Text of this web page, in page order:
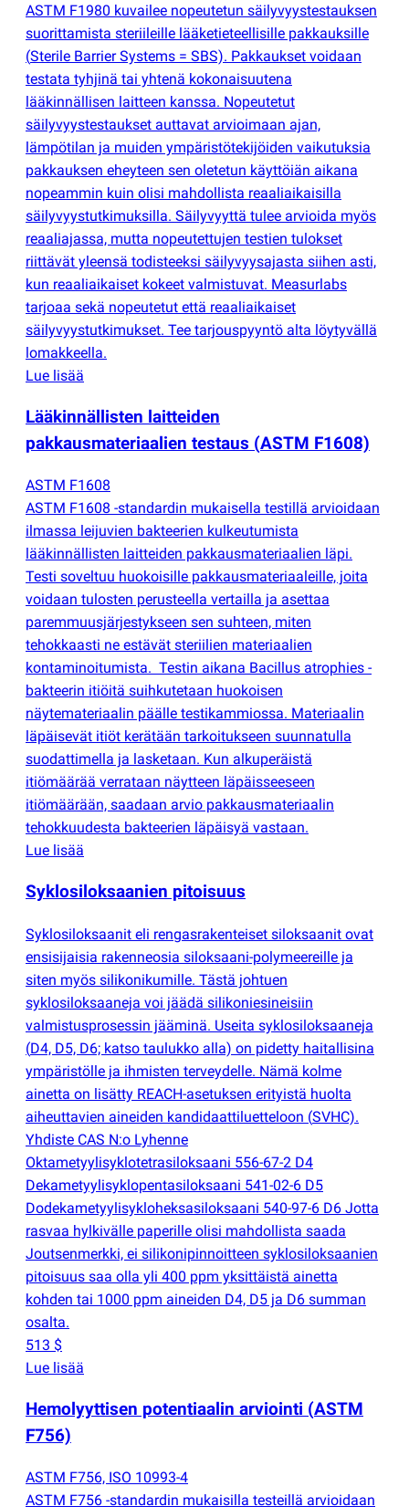
ASTM F1980 kuvailee nopeutetun säilyvyystestauksen
suorittamista steriileille lääketieteellisille pakkauksille
(Sterile Barrier Systems = SBS). Pakkaukset voidaan
testata tyhjinä tai yhtenä kokonaisuutena
lääkinnällisen laitteen kanssa. Nopeutetut
säilyvyystestaukset auttavat arvioimaan ajan,
lämpötilan ja muiden ympäristötekijöiden vaikutuksia
pakkauksen eheyteen sen oletetun käyttöiän aikana
nopeammin kuin olisi mahdollista reaaliaikaisilla
säilyvyystutkimuksilla. Säilyvyyttä tulee arvioida myös
reaaliajassa, mutta nopeutettujen testien tulokset
riittävät yleensä todisteeksi säilyvyysajasta siihen asti,
kun reaaliaikaiset kokeet valmistuvat. Measurlabs
tarjoaa sekä nopeutetut että reaaliaikaiset
säilyvyystutkimukset. Tee tarjouspyyntö alta löytyvällä
lomakkeella.
Lue lisää
Lääkinnällisten laitteiden
pakkausmateriaalien testaus (ASTM F1608)
ASTM F1608
ASTM F1608 -standardin mukaisella testillä arvioidaan
ilmassa leijuvien bakteerien kulkeutumista
lääkinnällisten laitteiden pakkausmateriaalien läpi.
Testi soveltuu huokoisille pakkausmateriaaleille, joita
voidaan tulosten perusteella vertailla ja asettaa
paremmuusjärjestykseen sen suhteen, miten
tehokkaasti ne estävät steriilien materiaalien
kontaminoitumista. Testin aikana Bacillus atrophies -
bakteerin itiöitä suihkutetaan huokoisen
näytemateriaalin päälle testikammiossa. Materiaalin
läpäisevät itiöt kerätään tarkoitukseen suunnatulla
suodattimella ja lasketaan. Kun alkuperäistä
itiömäärää verrataan näytteen läpäisseeseen
itiömäärään, saadaan arvio pakkausmateriaalin
tehokkuudesta bakteerien läpäisyä vastaan.
Lue lisää
Syklosiloksaanien pitoisuus
Syklosiloksaanit eli rengasrakenteiset siloksaanit ovat
ensisijaisia rakenneosia siloksaani-polymeereille ja
siten myös silikonikumille. Tästä johtuen
syklosiloksaaneja voi jäädä silikoniesineisiin
valmistusprosessin jääminä. Useita syklosiloksaaneja
(D4, D5, D6; katso taulukko alla) on pidetty haitallisina
ympäristölle ja ihmisten terveydelle. Nämä kolme
ainetta on lisätty REACH-asetuksen erityistä huolta
aiheuttavien aineiden kandidaattiluetteloon (SVHC).
Yhdiste CAS N:o Lyhenne
Oktametyylisyklotetrasiloksaani 556-67-2 D4
Dekametyylisyklopentasiloksaani 541-02-6 D5
Dodekametyylisykloheksasiloksaani 540-97-6 D6 Jotta
rasvaa hylkivälle paperille olisi mahdollista saada
Joutsenmerkki, ei silikonipinnoitteen syklosiloksaanien
pitoisuus saa olla yli 400 ppm yksittäistä ainetta
kohden tai 1000 ppm aineiden D4, D5 ja D6 summan
osalta.
513 $
Lue lisää
Hemolyyttisen potentiaalin arviointi (ASTM
F756)
ASTM F756, ISO 10993-4
ASTM F756 -standardin mukaisilla testeillä arvioidaan